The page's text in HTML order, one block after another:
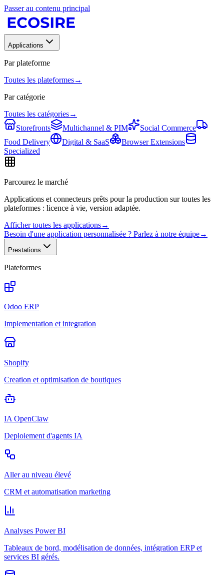
Passer au contenu principal
Applications
Par plateforme
Toutes les plateformes→
Par catégorie
Toutes les catégories→
Storefronts
Multichannel & PIM
Social Commerce
Food Delivery
Digital & SaaS
Browser Extensions
Specialized
Parcourez le marché
Applications et connecteurs prêts pour la production sur toutes les
plateformes : licence à vie, version adaptée.
Afficher toutes les applications→
Besoin d'une application personnalisée ? Parlez à notre équipe→
Prestations
Plateformes
Odoo ERP
Implementation et integration
Shopify
Creation et optimisation de boutiques
IA OpenClaw
Deploiement d'agents IA
Aller au niveau élevé
CRM et automatisation marketing
Analyses Power BI
Tableaux de bord, modélisation de données, intégration ERP et
services BI gérés.